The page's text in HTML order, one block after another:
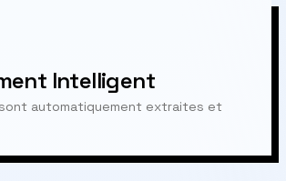
Intelligent
automatiquement extraites et